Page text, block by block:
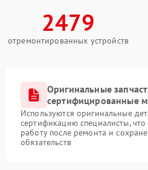
2479
отремонтированных устройств
Оригинальные
сертифицированные
Используются оригинальные
сертификацию специалисты,
работу после ремонта и
обязательств